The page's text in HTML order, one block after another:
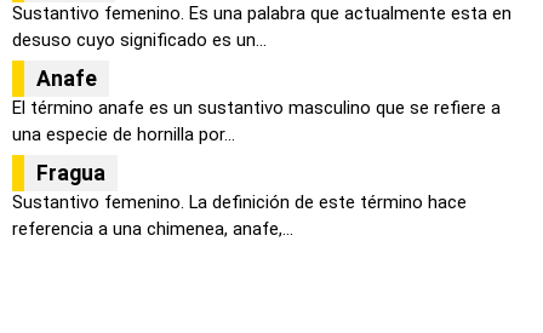
Sustantivo femenino. Es una palabra que actualmente esta en
desuso cuyo significado es un...
Anafe
El término anafe es un sustantivo masculino que se refiere a
una especie de hornilla por...
Fragua
Sustantivo femenino. La definición de este término hace
referencia a una chimenea, anafe,...